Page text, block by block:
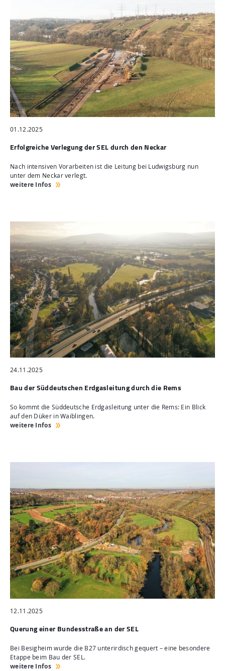
01.12.2025
Erfolgreiche Verlegung der SEL durch den Neckar
Nach intensiven Vorarbeiten ist die Leitung bei Ludwigsburg nun
unter dem Neckar verlegt.
weitere Infos
24.11.2025
Bau der Süddeutschen Erdgasleitung durch die Rems
So kommt die Süddeutsche Erdgasleitung unter die Rems: Ein Blick
auf den Düker in Waiblingen.
weitere Infos
12.11.2025
Querung einer Bundesstraße an der SEL
Bei Besigheim wurde die B27 unterirdisch gequert – eine besondere
Etappe beim Bau der SEL.
weitere Infos